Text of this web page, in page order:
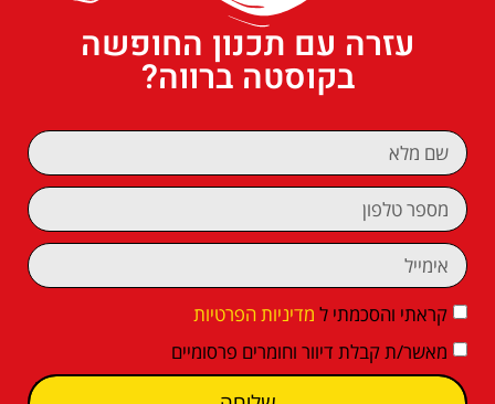
עזרה עם תכנון החופשה
בקוסטה ברווה?
קראתי והסכמתי ל מדיניות הפרטיות
מאשר/ת קבלת דיוור וחומרים פרסומיים